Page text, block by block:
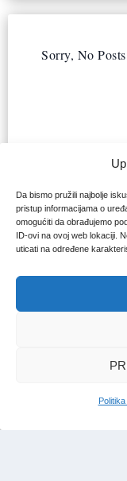
Da bismo pružili najbolje
pristup informacijama o
omogućiti da obrađujemo
ID-ovi na ovoj web lokaciji.
uticati na određene
Sorry, No